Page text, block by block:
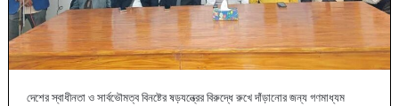
দেশের স্বাধীনতা ও সার্বভৌমত্ব বিনষ্টের ষড়যন্ত্রের বিরুদ্ধে রুখে দাঁড়ানোর জন্য গণমাধ্যম